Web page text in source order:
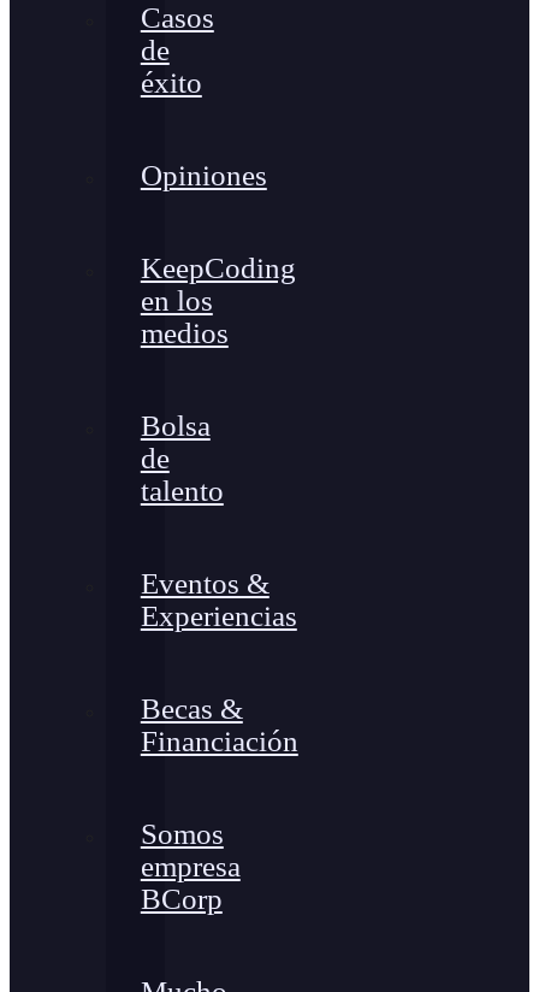
Casos
de
éxito
Opiniones
KeepCoding
en los
medios
Bolsa
de
talento
Eventos &
Experiencias
Becas &
Financiación
Somos
empresa
BCorp